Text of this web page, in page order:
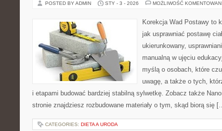
POSTED BY ADMIN STY - 3 - 2026 MOŻLIWOŚĆ
Korekcja Wad Postawy to
jak usprawniać postawę
ukierunkowany,
manualną w ujęciu
myślą o osobach, które
uwagę, a także o tych,
i etapami budować bardziej stabilną sylwetkę. Zobacz także
stronie znajdziesz rozbudowane materiały o tym, skąd biorą się
CATEGORIES: DIETA A URODA